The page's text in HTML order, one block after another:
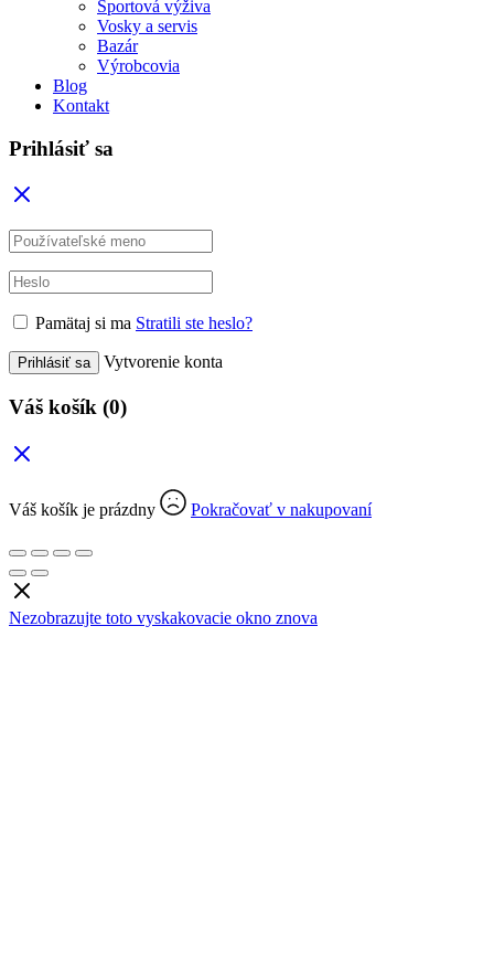
Športová výživa
Vosky a servis
Bazár
Výrobcovia
Blog
Kontakt
Prihlásiť sa
Pamätaj si ma Stratili ste heslo?
Prihlásiť sa Vytvorenie konta
Váš košík (0)
Váš košík je prázdny Pokračovať v nakupovaní
Nezobrazujte toto vyskakovacie okno znova